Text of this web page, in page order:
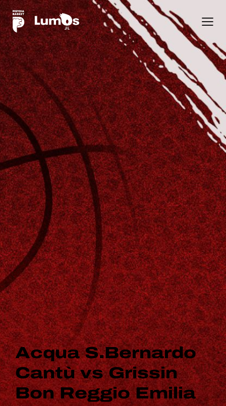
Acqua S.Bernardo
Cantù vs Grissin
Bon Reggio Emilia